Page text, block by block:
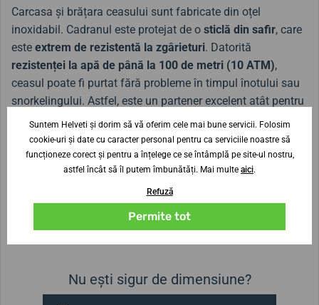
Carcasa și brățara ceasului sunt fabricate din oțel
inoxidabil. Cadranul este protejat de o sticlă din safir, care
este extrem de rezistentă la zgârieturi. Datorită
rezistenței la apă de până la 100 de metri (10 ATM),
ceasul poate fi purtat fără probleme în timpul înotului sau
snorkelingului. Astfel, este un partener excelent atât pentru
utilizarea zilnică, cât și pentru activitățile sportive pe apă și
pe uscat.
Nu ești sigur de dimensiune?
Suntem Helveti și dorim să vă oferim cele mai bune servicii. Folosim
cookie-uri și date cu caracter personal pentru ca serviciile noastre să
funcționeze corect și pentru a înțelege ce se întâmplă pe site-ul nostru,
astfel încât să îl putem îmbunătăți. Mai multe aici.
Refuză
Permite tot